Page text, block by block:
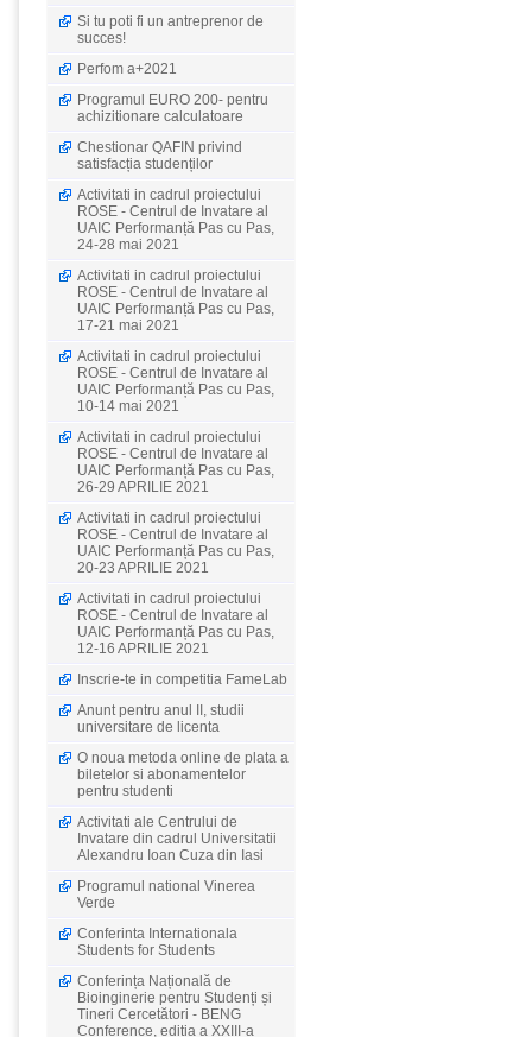
Si tu poti fi un antreprenor de
succes!
Perfom a+2021
Programul EURO 200- pentru
achizitionare calculatoare
Chestionar QAFIN privind
satisfacția studenților
Activitati in cadrul proiectului
ROSE - Centrul de Invatare al
UAIC Performanță Pas cu Pas,
24-28 mai 2021
Activitati in cadrul proiectului
ROSE - Centrul de Invatare al
UAIC Performanță Pas cu Pas,
17-21 mai 2021
Activitati in cadrul proiectului
ROSE - Centrul de Invatare al
UAIC Performanță Pas cu Pas,
10-14 mai 2021
Activitati in cadrul proiectului
ROSE - Centrul de Invatare al
UAIC Performanță Pas cu Pas,
26-29 APRILIE 2021
Activitati in cadrul proiectului
ROSE - Centrul de Invatare al
UAIC Performanță Pas cu Pas,
20-23 APRILIE 2021
Activitati in cadrul proiectului
ROSE - Centrul de Invatare al
UAIC Performanță Pas cu Pas,
12-16 APRILIE 2021
Inscrie-te in competitia FameLab
Anunt pentru anul II, studii
universitare de licenta
O noua metoda online de plata a
biletelor si abonamentelor
pentru studenti
Activitati ale Centrului de
Invatare din cadrul Universitatii
Alexandru Ioan Cuza din Iasi
Programul national Vinerea
Verde
Conferinta Internationala
Students for Students
Conferința Națională de
Bioinginerie pentru Studenți și
Tineri Cercetători - BENG
Conference, editia a XXIII-a